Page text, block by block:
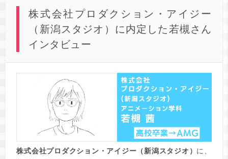
株式会社プロダクション・アイジー
（新潟スタジオ）に内定した若槻さん
インタビュー
株式会社プロダクション・アイジー（新潟スタジオ） に、